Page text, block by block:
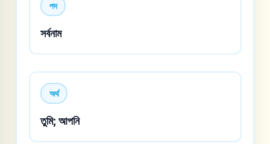
পদ
সর্বনাম
অর্থ
তুমি; আপনি